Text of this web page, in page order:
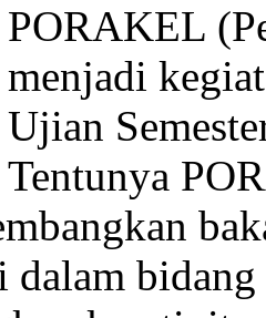
PORAKEL
menjadi
Ujian
Tentunya
dalam